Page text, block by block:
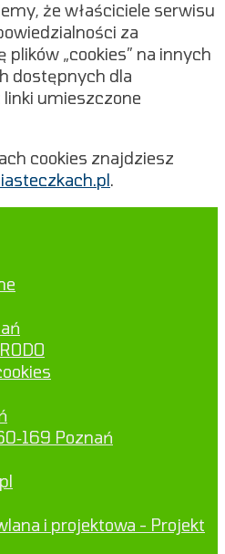
że właściciele serwisu
za
plików „cookies” na innych
dostępnych dla
umieszczone
cookies znajdziesz
.
Poznań